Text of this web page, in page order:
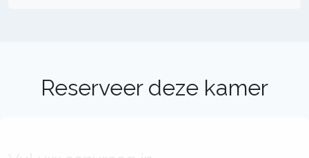
Reserveer deze kamer